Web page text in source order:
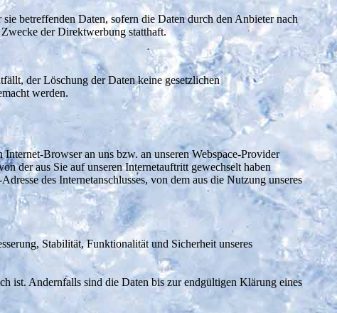
betreffenden Daten, sofern die Daten durch den Anbieter nach
der Direktwerbung statthaft.
der Löschung der Daten keine gesetzlichen
werden.
Browser an uns bzw. an unseren Webspace-Provider
der aus Sie auf unseren Internetauftritt gewechselt haben
des Internetanschlusses, von dem aus die Nutzung unseres
Stabilität, Funktionalität und Sicherheit unseres
ist. Andernfalls sind die Daten bis zur endgültigen Klärung eines